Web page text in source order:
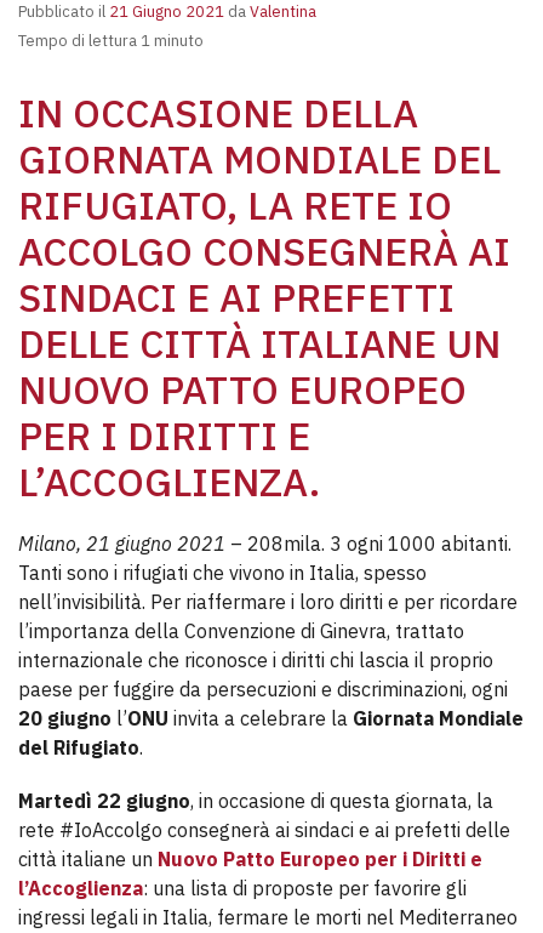
Pubblicato il 21 Giugno 2021 daValentina
Tempo di lettura 1 minuto
IN OCCASIONE DELLA
GIORNATA MONDIALE DEL
RIFUGIATO, LA RETE IO
ACCOLGO CONSEGNERÀ AI
SINDACI E AI PREFETTI
DELLE CITTÀ ITALIANE UN
NUOVO PATTO EUROPEO
PER I DIRITTI E
L’ACCOGLIENZA.
Milano, 21 giugno 2021 – 208mila. 3 ogni 1000 abitanti.
Tanti sono i rifugiati che vivono in Italia, spesso
nell’invisibilità. Per riaffermare i loro diritti e per ricordare
l’importanza della Convenzione di Ginevra, trattato
internazionale che riconosce i diritti chi lascia il proprio
paese per fuggire da persecuzioni e discriminazioni, ogni
20 giugno l’ONU invita a celebrare la Giornata Mondiale
del Rifugiato.
Martedì 22 giugno, in occasione di questa giornata, la
rete #IoAccolgo consegnerà ai sindaci e ai prefetti delle
città italiane un Nuovo Patto Europeo per i Diritti e
l’Accoglienza: una lista di proposte per favorire gli
ingressi legali in Italia, fermare le morti nel Mediterraneo